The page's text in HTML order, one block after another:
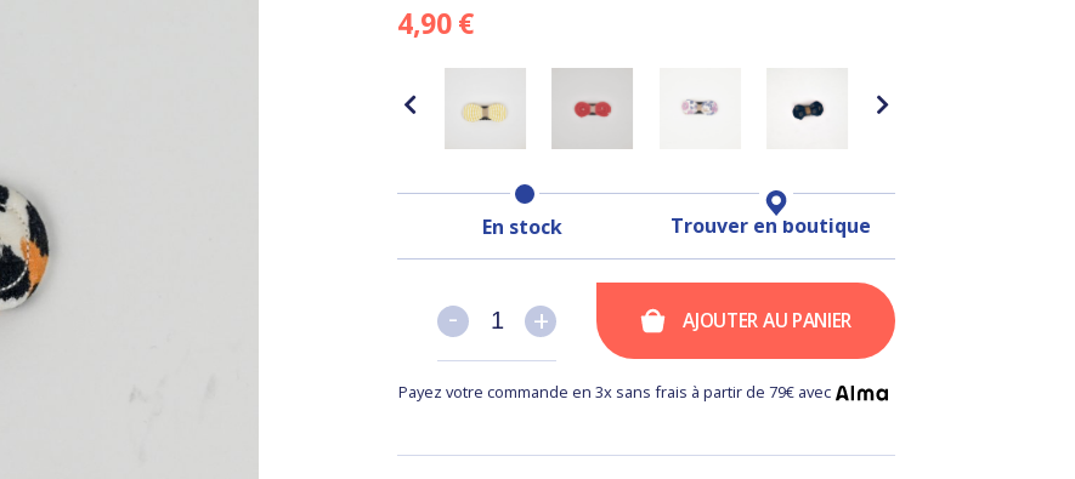
4,90 €
En stock Trouver en boutique
+
- +
- AJOUTER AU PANIER
Payez votre commande en 3x sans frais à partir de 79€ avec